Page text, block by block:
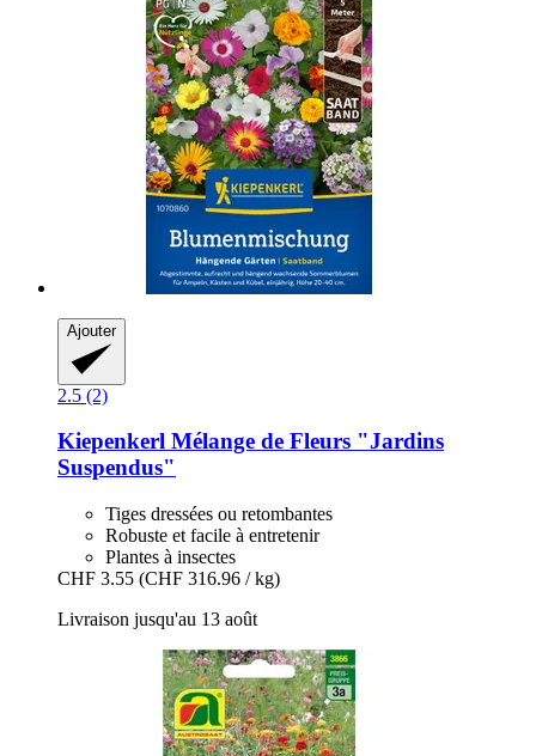
Ajouter
2.5 (2)
Kiepenkerl Mélange de Fleurs "Jardins
Suspendus"
Tiges dressées ou retombantes
Robuste et facile à entretenir
Plantes à insectes
CHF 3.55 (CHF 316.96 / kg)
Livraison jusqu'au 13 août